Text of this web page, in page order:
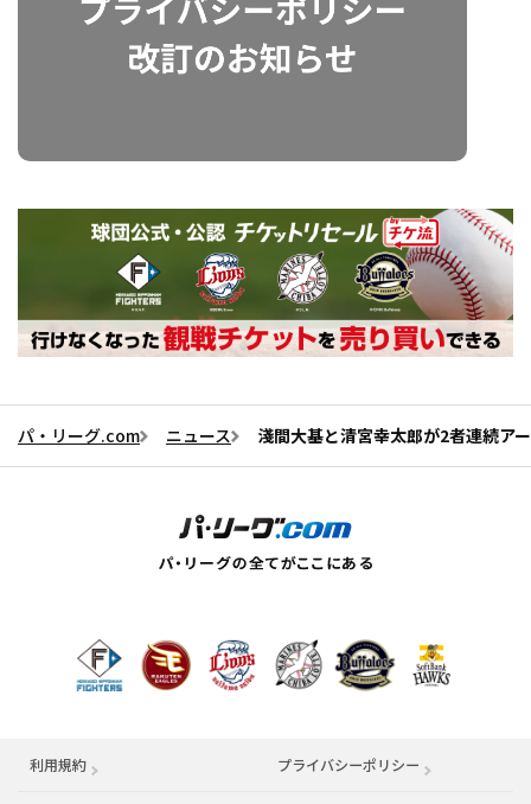
パ・リーグ.com ニュース 淺間大基と清宮幸太郎が2者連続ア
利用規約 プライバシーポリシー